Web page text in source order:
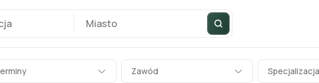
Zawód Specjalizacja